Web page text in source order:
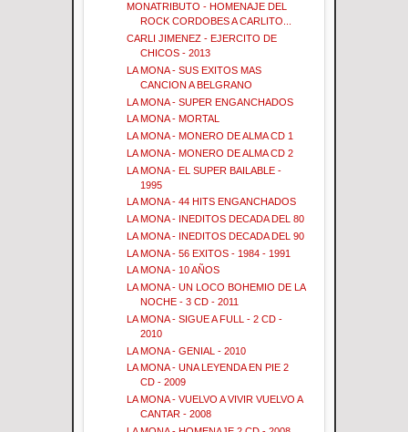
MONATRIBUTO - HOMENAJE DEL
ROCK CORDOBES A CARLITO...
CARLI JIMENEZ - EJERCITO DE
CHICOS - 2013
LA MONA - SUS EXITOS MAS
CANCION A BELGRANO
LA MONA - SUPER ENGANCHADOS
LA MONA - MORTAL
LA MONA - MONERO DE ALMA CD 1
LA MONA - MONERO DE ALMA CD 2
LA MONA - EL SUPER BAILABLE -
1995
LA MONA - 44 HITS ENGANCHADOS
LA MONA - INEDITOS DECADA DEL 80
LA MONA - INEDITOS DECADA DEL 90
LA MONA - 56 EXITOS - 1984 - 1991
LA MONA - 10 AÑOS
LA MONA - UN LOCO BOHEMIO DE LA
NOCHE - 3 CD - 2011
LA MONA - SIGUE A FULL - 2 CD -
2010
LA MONA - GENIAL - 2010
LA MONA - UNA LEYENDA EN PIE 2
CD - 2009
LA MONA - VUELVO A VIVIR VUELVO A
CANTAR - 2008